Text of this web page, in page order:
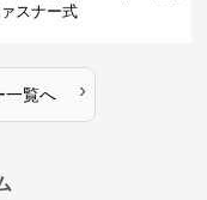
スナー式
一覧へ ›